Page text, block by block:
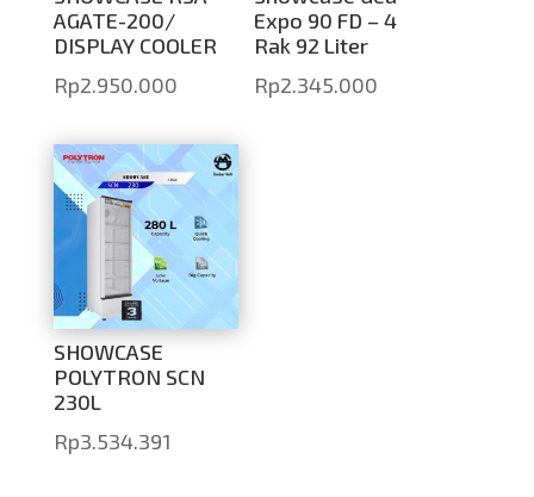
AGATE-200/
DISPLAY COOLER
Rp2.950.000
Expo 90 FD – 4
Rak 92 Liter
Rp2.345.000
SHOWCASE
POLYTRON SCN
230L
Rp3.534.391